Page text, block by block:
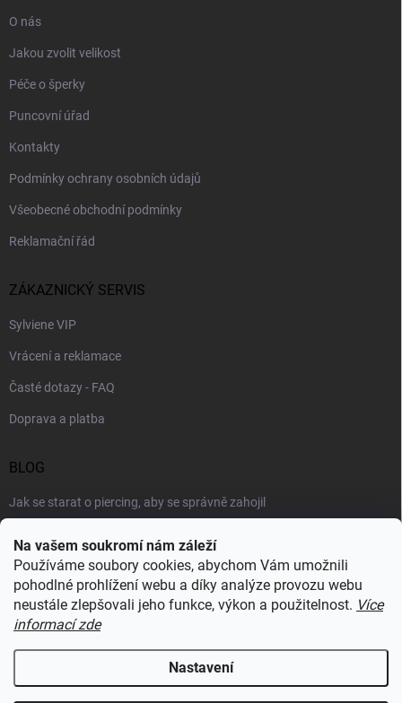
Na vašem soukromí nám záleží
Používáme soubory cookies, abychom Vám umožnili
pohodlné prohlížení webu a díky analýze provozu webu
neustále zlepšovali jeho funkce, výkon a použitelnost. Více
informací zde
Nastavení
O nás
Jakou zvolit velikost
Péče o šperky
Puncovní úřad
Kontakty
Podmínky ochrany osobních údajů
Všeobecné obchodní podmínky
Reklamační řád
ZÁKAZNICKÝ SERVIS
Sylviene VIP
Vrácení a reklamace
Časté dotazy - FAQ
Doprava a platba
BLOG
Jak se starat o piercing, aby se správně zahojil
Šperky a voda: co šperkům vadí nejvíc a proč